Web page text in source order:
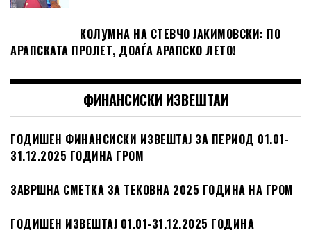
КОЛУМНА НА СТЕВЧО ЈАКИМОВСКИ: ПО
АРАПСКАТА ПРОЛЕТ, ДОАЃА АРАПСКО ЛЕТО!
ФИНАНСИСКИ ИЗВЕШТАИ
ГОДИШЕН ФИНАНСИСКИ ИЗВЕШТАЈ ЗА ПЕРИОД 01.01-
31.12.2025 ГОДИНА ГРОМ
ЗАВРШНА СМЕТКА ЗА ТЕКОВНА 2025 ГОДИНА НА ГРОМ
ГОДИШЕН ИЗВЕШТАЈ 01.01-31.12.2025 ГОДИНА